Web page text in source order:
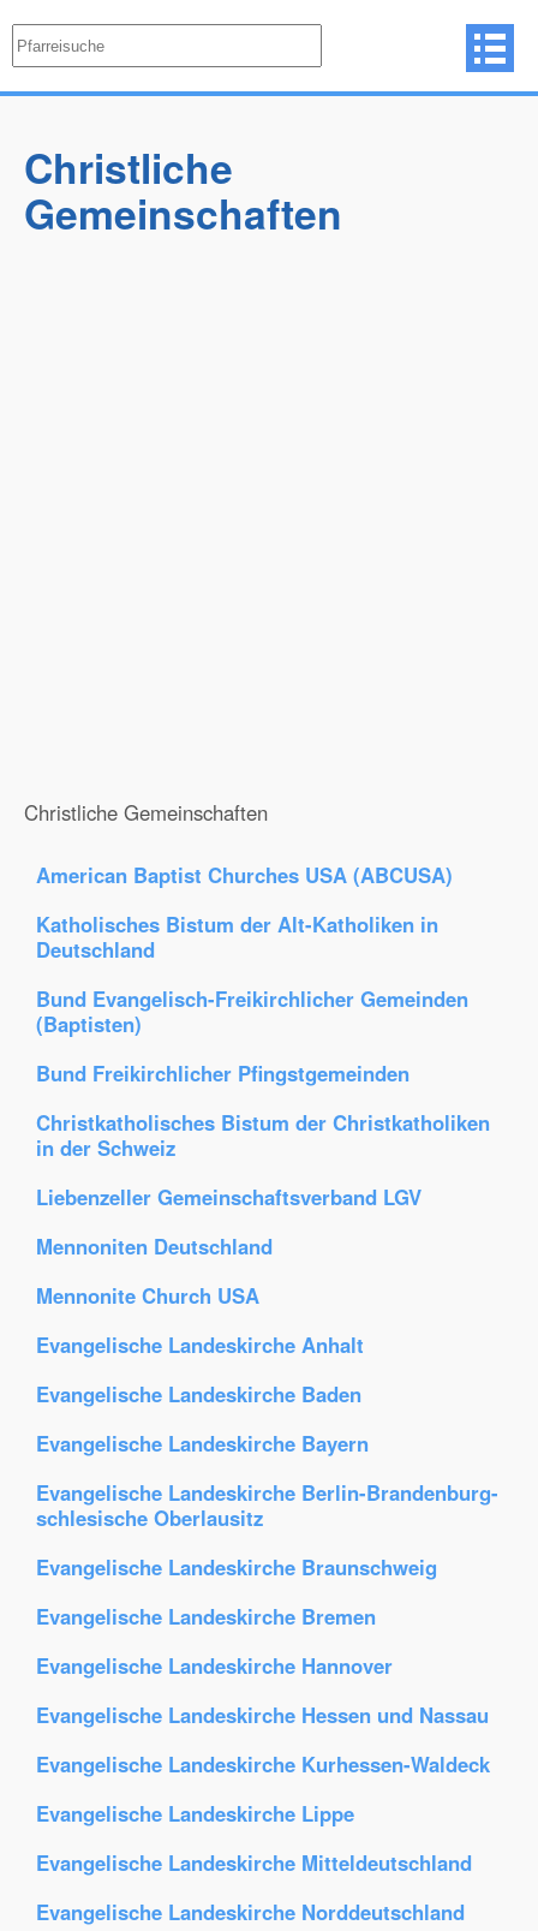
Christliche
Gemeinschaften
Christliche Gemeinschaften
American Baptist Churches USA (ABCUSA)
Katholisches Bistum der Alt-Katholiken in
Deutschland
Bund Evangelisch-Freikirchlicher Gemeinden
(Baptisten)
Bund Freikirchlicher Pfingstgemeinden
Christkatholisches Bistum der Christkatholiken
in der Schweiz
Liebenzeller Gemeinschaftsverband LGV
Mennoniten Deutschland
Mennonite Church USA
Evangelische Landeskirche Anhalt
Evangelische Landeskirche Baden
Evangelische Landeskirche Bayern
Evangelische Landeskirche Berlin-Brandenburg-
schlesische Oberlausitz
Evangelische Landeskirche Braunschweig
Evangelische Landeskirche Bremen
Evangelische Landeskirche Hannover
Evangelische Landeskirche Hessen und Nassau
Evangelische Landeskirche Kurhessen-Waldeck
Evangelische Landeskirche Lippe
Evangelische Landeskirche Mitteldeutschland
Evangelische Landeskirche Norddeutschland